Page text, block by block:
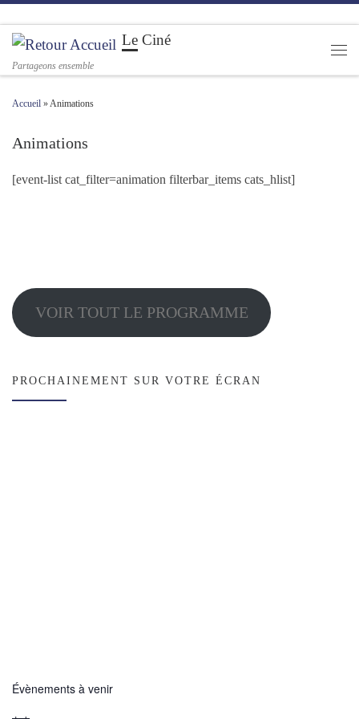
Passer au contenu
Le Ciné
Partageons ensemble
Accueil » Animations
Animations
[event-list cat_filter=animation filterbar_items cats_hlist]
VOIR TOUT LE PROGRAMME
PROCHAINEMENT SUR VOTRE ÉCRAN
Évènements à venir